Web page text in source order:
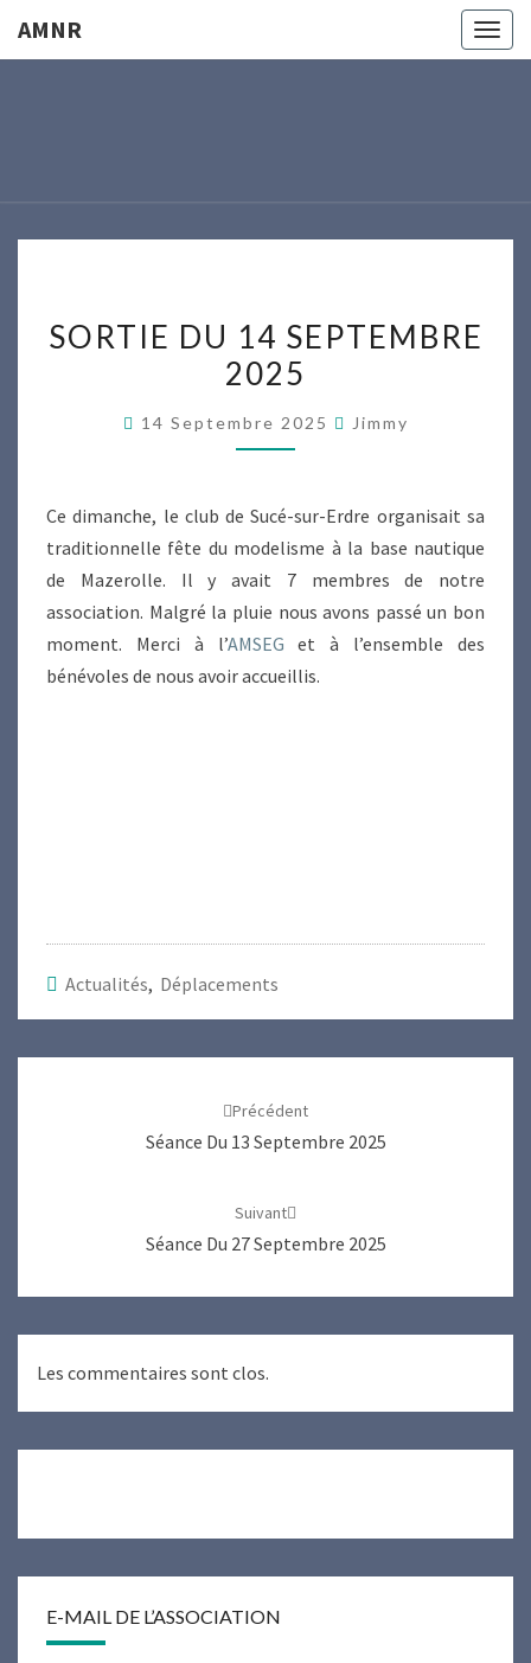
AMNR
DU
14
SORTIE DU 14 SEPTEMBRE
2025
14 Septembre 2025 Jimmy
Ce dimanche, le club de Sucé-sur-Erdre organisait sa
traditionnelle fête du modelisme à la base nautique
de Mazerolle. Il y avait 7 membres de notre
association. Malgré la pluie nous avons passé un bon
moment. Merci à l’AMSEG et à l’ensemble des
bénévoles de nous avoir accueillis.
Actualités, Déplacements
Précédent
Séance Du 13 Septembre 2025
Suivant
Séance Du 27 Septembre 2025
Les commentaires sont clos.
E-MAIL DE L’ASSOCIATION